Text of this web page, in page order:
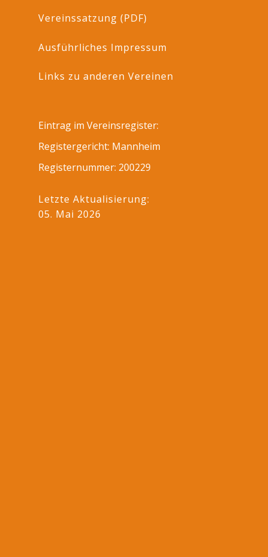
Vereinssatzung (PDF)
Ausführliches Impressum
Links zu anderen Vereinen
Eintrag im Vereinsregister:
Registergericht: Mannheim
Registernummer: 200229
Letzte Aktualisierung:
05. Mai 2026